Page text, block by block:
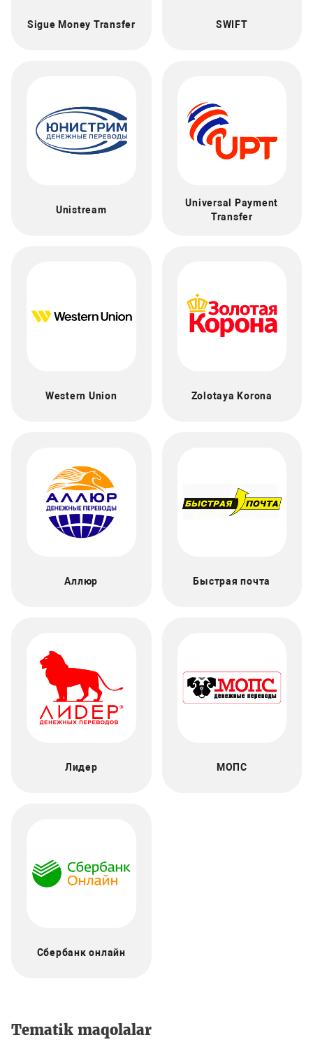
Sigue Money Transfer SWIFT
Unistream
Universal Payment
Transfer
Western Union Zolotaya Korona
Аллюр Быстрая почта
Лидер МОПС
Сбербанк онлайн
Tematik maqolalar